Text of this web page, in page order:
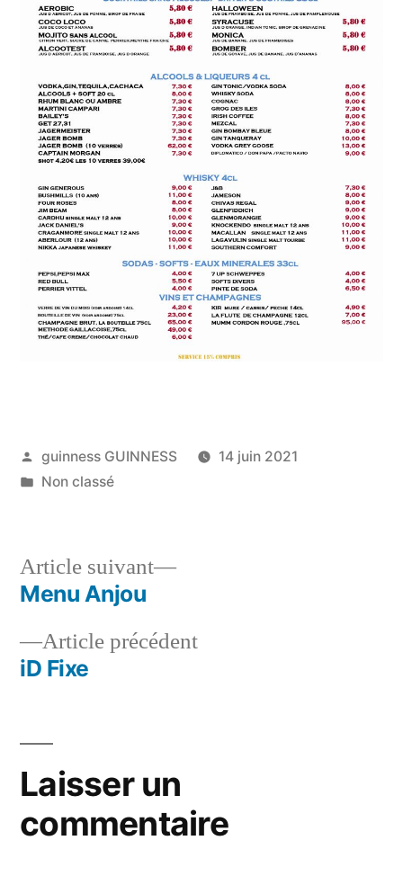
guinness GUINNESS
14 juin 2021
Non classé
Article précédent
iD Fixe
Article suivant
Menu Anjou
Laisser un
commentaire